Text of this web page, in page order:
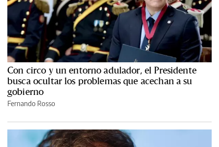
Con circo y un entorno adulador, el Presidente
busca ocultar los problemas que acechan a su
gobierno
Fernando Rosso